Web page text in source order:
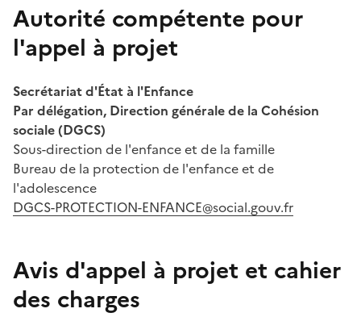
Autorité compétente pour
l'appel à projet
Secrétariat d'État à l'Enfance
Par délégation, Direction générale de la Cohésion
sociale (DGCS)
Sous-direction de l'enfance et de la famille
Bureau de la protection de l'enfance et de
l'adolescence
DGCS-PROTECTION-ENFANCE@social.gouv.fr
Avis d'appel à projet et cahier
des charges